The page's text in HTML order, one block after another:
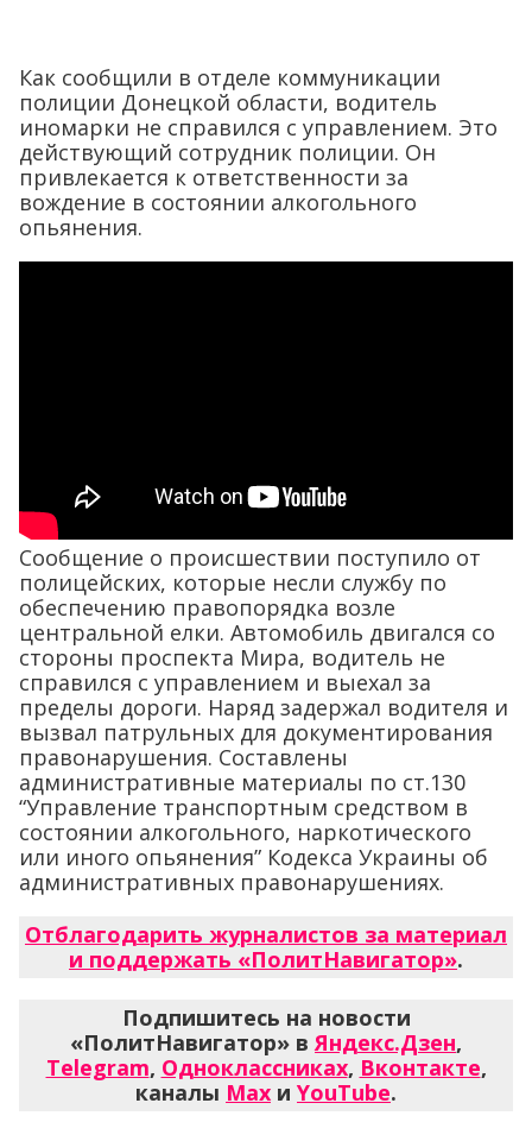
Как сообщили в отделе коммуникации
полиции Донецкой области, водитель
иномарки не справился с управлением. Это
действующий сотрудник полиции. Он
привлекается к ответственности за
вождение в состоянии алкогольного
опьянения.
Сообщение о происшествии поступило от
полицейских, которые несли службу по
обеспечению правопорядка возле
центральной елки. Автомобиль двигался со
стороны проспекта Мира, водитель не
справился с управлением и выехал за
пределы дороги. Наряд задержал водителя и
вызвал патрульных для документирования
правонарушения. Составлены
административные материалы по ст.130
“Управление транспортным средством в
состоянии алкогольного, наркотического
или иного опьянения” Кодекса Украины об
административных правонарушениях.
Отблагодарить журналистов за материал
и поддержать «ПолитНавигатор».
Подпишитесь на новости
«ПолитНавигатор» в Яндекс.Дзен,
Telegram, Одноклассниках, Вконтакте,
каналы Max и YouTube.